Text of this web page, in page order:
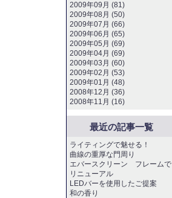
2009年09月 (81)
2009年08月 (50)
2009年07月 (66)
2009年06月 (65)
2009年05月 (69)
2009年04月 (69)
2009年03月 (60)
2009年02月 (53)
2009年01月 (48)
2008年12月 (36)
2008年11月 (16)
最近の記事一覧
ライティングで魅せる！
曲線の重厚な門周り
エバースクリーン フレームで
リニューアル
LEDバーを使用したご提案
和の香り